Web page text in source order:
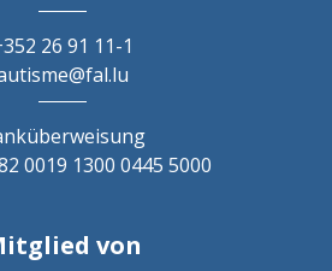
26 91 11-1
0019 1300 0445 5000
von